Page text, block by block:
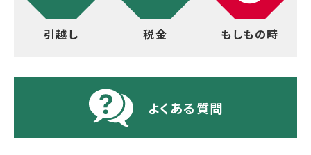
引越し 税金 もしもの時
よくある質問